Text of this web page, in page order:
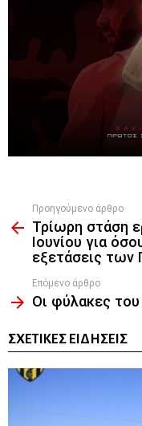
more
Προηγούμενο άρθρο
Τρίωρη στάση
Ιουνίου για
εξετάσεις
Επόμενο άρθρο
Οι φύλακες
ΣΧΕΤΙΚΈΣ ΕΙΔΉΣΕΙΣ